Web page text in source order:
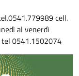
cell.
al venerdì
0541.1502074